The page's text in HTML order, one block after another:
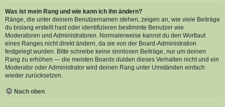
Was ist mein Rang und wie kann ich ihn ändern?
Ränge, die unter deinem Benutzernamen stehen, zeigen an, wie viele Beiträge
du bislang erstellt hast oder identifizieren bestimmte Benutzer wie
Moderatoren und Administratoren. Normalerweise kannst du den Wortlaut
eines Ranges nicht direkt ändern, da sie von der Board-Administration
festgelegt wurden. Bitte schreibe keine sinnlosen Beiträge, nur um deinen
Rang zu erhöhen — die meisten Boards dulden dieses Verhalten nicht und ein
Moderator oder Administrator wird deinen Rang unter Umständen einfach
wieder zurücksetzen.
Nach oben